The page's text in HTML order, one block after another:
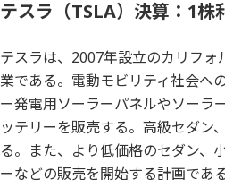
テスラ（TSLA）決算：1株
テスラは、2007年設立のカリフ
業である。電動モビリティ社会へ
ー発電用ソーラーパネルやソーラ
ッテリーを販売する。高級セダン
る。また、より低価格のセダン、
ーなどの販売を開始する計画であ